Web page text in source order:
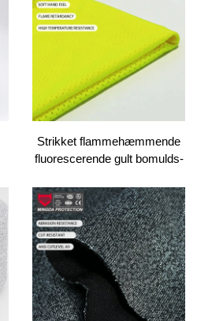
Strikket flammehæmmende
fluorescerende gult bomulds-